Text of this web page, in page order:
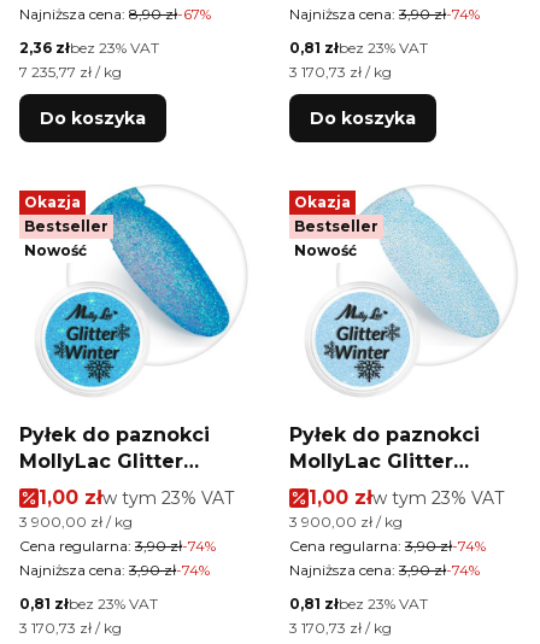
Najniższa cena: 8,90 zł-67%
Cena netto
2,36 złbez 23% VAT
Cena jednostkowa netto
7 235,77 zł / kg
Do koszyka
Najniższa cena: 3,90 zł-74%
Cena netto
0,81 złbez 23% VAT
Cena jednostkowa netto
3 170,73 zł / kg
Do koszyka
Okazja
Bestseller
Nowość
Pyłek do paznokci
MollyLac Glitter
Winter 1g Nr 5
Cena promocyjna brutto
1,00 złw tym %s VAT
w tym 23% VAT
Cena jednostkowa brutto
3 900,00 zł / kg
Cena regularna: 3,90 zł-74%
Najniższa cena: 3,90 zł-74%
Cena netto
0,81 złbez 23% VAT
Cena jednostkowa netto
3 170,73 zł / kg
Okazja
Bestseller
Nowość
Pyłek do paznokci
MollyLac Glitter
Winter 1g Nr 4
Cena promocyjna
1,00 złw tym %s VAT
w tym 23% VAT
Cena jednostkowa brutto
3 900,00 zł / kg
Cena regularna: 3,90 zł-74%
Najniższa cena: 3,90 zł-74%
Cena netto
0,81 złbez 23% VAT
Cena jednostkowa netto
3 170,73 zł / kg